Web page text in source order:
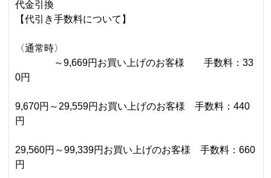
代金引換
【代引き手数料について】
〈通常時〉
～9,669円お買い上げのお客様 手数料：33
0円
9,670円～29,559円お買い上げのお客様 手数料：440
円
29,560円～99,339円お買い上げのお客様 手数料：660
円